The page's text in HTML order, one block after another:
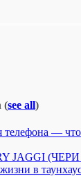
(see all)
телефона —
JAGGI
в